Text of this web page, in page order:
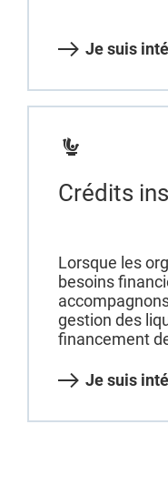
Je suis
Crédits
Lorsque les
besoins
gestion des
financement
Je suis